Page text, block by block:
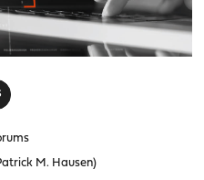
M. Hausen)